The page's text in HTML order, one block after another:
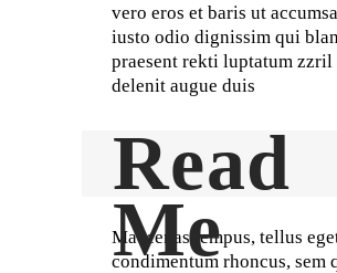
vero eros et baris ut
iusto odio dignissim qui
praesent rekti luptatum zzril
delenit augue duis
Read
Me
Maecenas tempus, tellus
condimentum rhoncus, sem